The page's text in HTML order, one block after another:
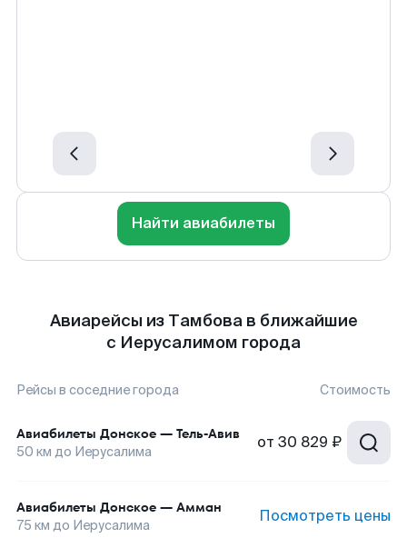
Найти авиабилеты
Авиарейсы из Тамбова в ближайшие
с Иерусалимом города
Рейсы в соседние города Стоимость
Авиабилеты Донское — Тель-Авив
50 км до Иерусалима от 30 829 ₽
Авиабилеты Донское — Амман
75 км до Иерусалима Посмотреть цены